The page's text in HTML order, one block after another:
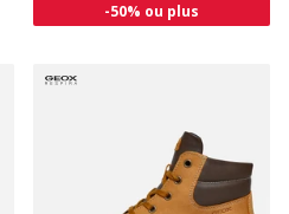
-50% ou plus